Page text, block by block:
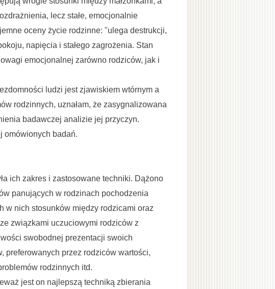
lecz stałe, emocjonalnie
oceny życie rodzinne: "ulega destrukcji,
napięcia i stałego zagrożenia. Stan
emocjonalnej zarówno rodziców, jak i
ludzi jest zjawiskiem wtórnym a
rodzinnych, uznałam, że zasygnalizowana
badawczej analizie jej przyczyn.
omówionych badań.
ich zakres i zastosowane techniki. Dążono
panujących w rodzinach pochodzenia
w nich stosunków między rodzicami oraz
związkami uczuciowymi rodziców z
swobodnej prezentacji swoich
preferowanych przez rodziców wartości,
rodzinnych itd.
jest on najlepszą techniką zbierania